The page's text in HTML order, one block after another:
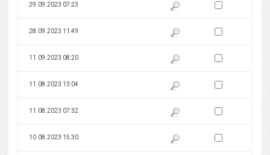
29.09.2023 07:23 Pokaż podgląd wersji z dnia
Zaznacz wersję do
28.09.2023 11:49 Pokaż podgląd wersji z dnia
Zaznacz wersję do
11.09.2023 08:20 Pokaż podgląd wersji z dnia
Zaznacz wersję do
11.08.2023 13:04 Pokaż podgląd wersji z dnia
Zaznacz wersję do
11.08.2023 07:32 Pokaż podgląd wersji z dnia
Zaznacz wersję do
10.08.2023 15:30 Pokaż podgląd wersji z dnia
Zaznacz wersję do